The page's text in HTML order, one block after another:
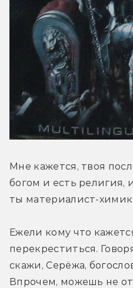
Мне кажется, твоя
богом и есть религия,
ты материалист-химик.
Ежели кому что
перекреститься.
скажи, Серёжа,
Впрочем, можешь не